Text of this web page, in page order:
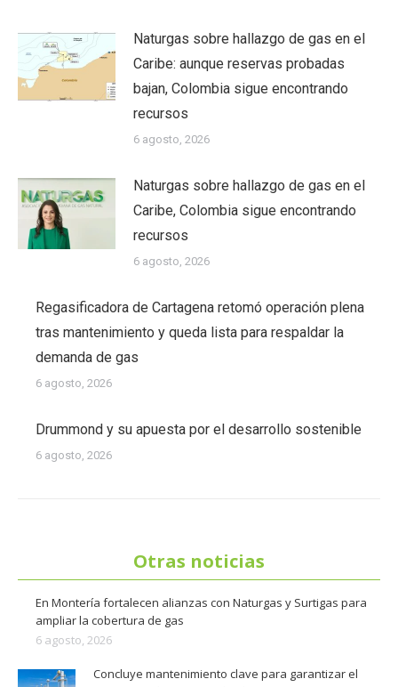
Naturgas sobre hallazgo de gas en el
Caribe: aunque reservas probadas
bajan, Colombia sigue encontrando
recursos
6 agosto, 2026
Naturgas sobre hallazgo de gas en el
Caribe, Colombia sigue encontrando
recursos
6 agosto, 2026
Regasificadora de Cartagena retomó operación plena
tras mantenimiento y queda lista para respaldar la
demanda de gas
6 agosto, 2026
Drummond y su apuesta por el desarrollo sostenible
6 agosto, 2026
Otras noticias
En Montería fortalecen alianzas con Naturgas y Surtigas para
ampliar la cobertura de gas
6 agosto, 2026
Concluye mantenimiento clave para garantizar el